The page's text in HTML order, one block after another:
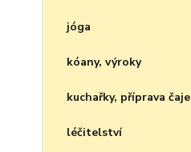
jóga
kóany, výroky
kuchařky, příprava čaje
léčitelství